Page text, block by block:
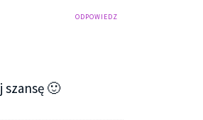
ODPOWIEDZ
szansę 🙂